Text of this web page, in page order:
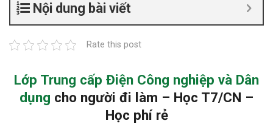
Nội dung bài viết
Rate this post
Lớp Trung cấp Điện Công nghiệp và Dân
dụng cho người đi làm – Học T7/CN –
Học phí rẻ